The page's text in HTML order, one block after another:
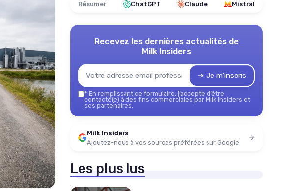
Résumer ChatGPT Claude Mistral
Recevez les dernières actualités de
Milk Insiders
➔ Je m'inscris
* En remplissant ce formulaire, j’accepte d’être
contacté(e) à des fins commerciales par Milk Insiders et
ses partenaires.
Milk Insiders
Ajoutez-nous à vos sources préférées sur Google
Les plus lus